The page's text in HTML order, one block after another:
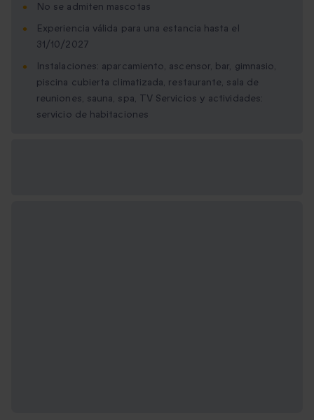
No se admiten mascotas
Experiencia válida para una estancia hasta el
31/10/2027
Instalaciones: aparcamiento, ascensor, bar, gimnasio,
piscina cubierta climatizada, restaurante, sala de
reuniones, sauna, spa, TV Servicios y actividades:
servicio de habitaciones